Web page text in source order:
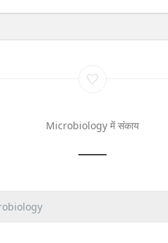
Microbiology में संकाय